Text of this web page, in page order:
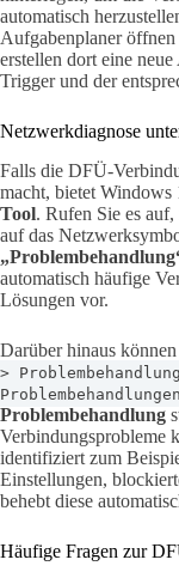
automatisch
Aufgabenplaner
erstellen dort eine
Trigger und der
Netzwerkdiagnose
Falls die DFÜ-
macht, bietet Windows
Tool. Rufen Sie es
auf das
automatisch häufige
Lösungen vor.
Darüber hinaus
>
Problembehandlungen
Problembehandlung
Verbindungsprobleme
identifiziert zum
Einstellungen,
behebt diese
Häufige Fragen zur